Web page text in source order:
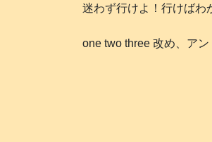
迷わず行けよ！行けばわ
one two three 改め、ア